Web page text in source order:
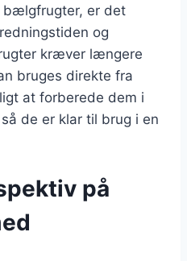
bælgfrugter, er det
og
kræver længere
bruges direkte fra
at forberede dem i
de er klar til brug i en
på